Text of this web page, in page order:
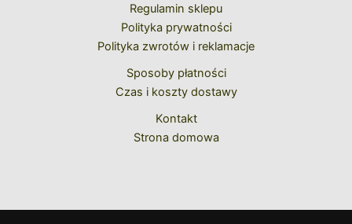
Regulamin sklepu
Polityka prywatności
Polityka zwrotów i reklamacje
Sposoby płatności
Czas i koszty dostawy
Kontakt
Strona domowa